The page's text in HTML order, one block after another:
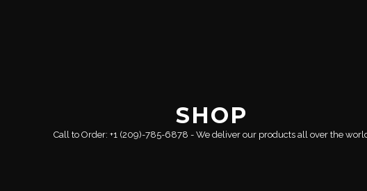
SHOP
Call to Order: +1 (209)-785-6878 - We deliver our products all over the